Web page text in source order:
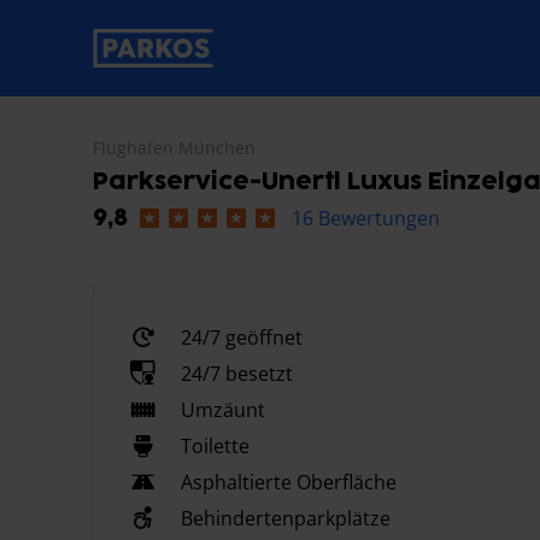
beschriftung-für-primäre-navigation
Flughafen München
Parkservice-Unertl Luxus
9,8
16 Bewertungen
24/7 geöffnet
24/7 besetzt
Umzäunt
Toilette
Asphaltierte Oberfläche
Behindertenparkplätze